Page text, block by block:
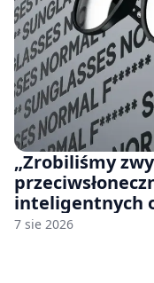
„Zrobiliśmy
inteligentnych
7 sie 2026